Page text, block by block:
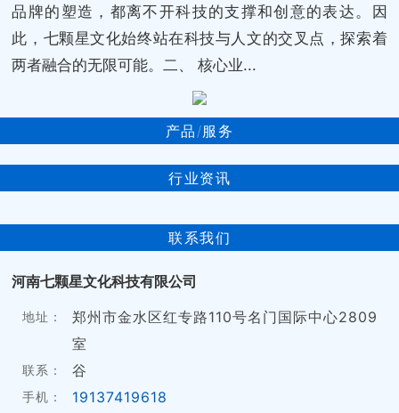
品牌的塑造，都离不开科技的支撑和创意的表达。因
此，七颗星文化始终站在科技与人文的交叉点，探索着
两者融合的无限可能。二、 核心业...
产品/服务
行业资讯
联系我们
河南七颗星文化科技有限公司
地址：
郑州市金水区红专路110号名门国际中心2809
室
联系： 谷
手机： 19137419618